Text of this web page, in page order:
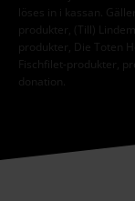
löses in i kassan.
produkter, (Till)
produkter, Die Toten
Fischfilet-produkter,
donation.